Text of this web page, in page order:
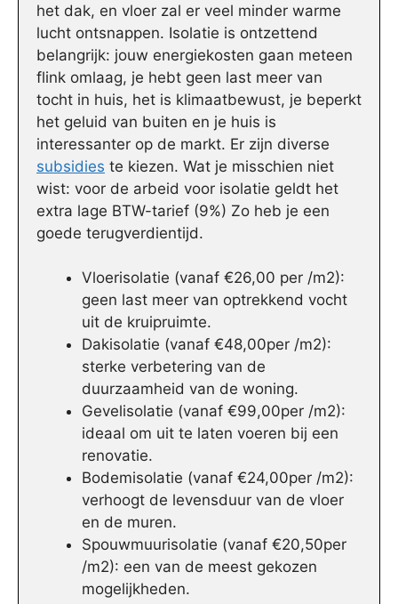
het dak, en vloer zal er veel minder warme
lucht ontsnappen. Isolatie is ontzettend
belangrijk: jouw energiekosten gaan meteen
flink omlaag, je hebt geen last meer van
tocht in huis, het is klimaatbewust, je beperkt
het geluid van buiten en je huis is
interessanter op de markt. Er zijn diverse
subsidies te kiezen. Wat je misschien niet
wist: voor de arbeid voor isolatie geldt het
extra lage BTW-tarief (9%) Zo heb je een
goede terugverdientijd.
Vloerisolatie (vanaf €26,00 per /m2):
geen last meer van optrekkend vocht
uit de kruipruimte.
Dakisolatie (vanaf €48,00per /m2):
sterke verbetering van de
duurzaamheid van de woning.
Gevelisolatie (vanaf €99,00per /m2):
ideaal om uit te laten voeren bij een
renovatie.
Bodemisolatie (vanaf €24,00per /m2):
verhoogt de levensduur van de vloer
en de muren.
Spouwmuurisolatie (vanaf €20,50per
/m2): een van de meest gekozen
mogelijkheden.